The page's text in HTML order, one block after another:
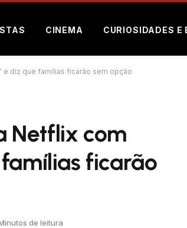
CINEMA CURIOSIDADES E
e diz que famílias ficarão sem opção
Netflix com
ficarão
de leitura